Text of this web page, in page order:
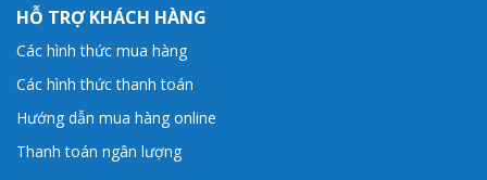
HỖ TRỢ KHÁCH HÀNG
Các hình thức mua hàng
Các hình thức thanh toán
Hướng dẫn mua hàng online
Thanh toán ngân lượng